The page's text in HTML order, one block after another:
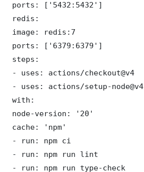
ports: ['5432:5432']
redis:
image: redis:7
ports: ['6379:6379']
steps:
- uses: actions/checkout@v4
- uses: actions/setup-node@v4
with:
node-version: '20'
cache: 'npm'
- run: npm ci
- run: npm run lint
- run: npm run type-check